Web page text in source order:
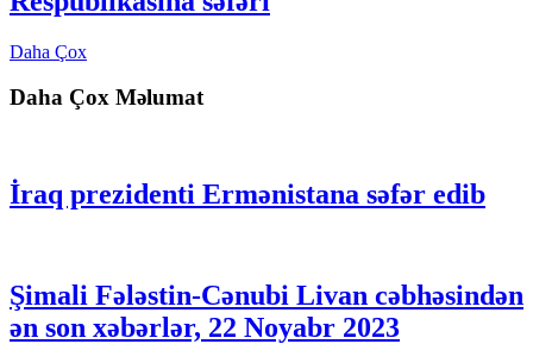
Daha Çox
Daha Çox Məlumat
İraq prezidenti Ermənistana səfər edib
Şimali Fələstin-Cənubi Livan cəbhəsindən
ən son xəbərlər, 22 Noyabr 2023